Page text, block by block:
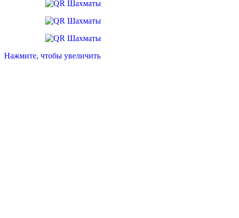
Нажмите, чтобы увеличить